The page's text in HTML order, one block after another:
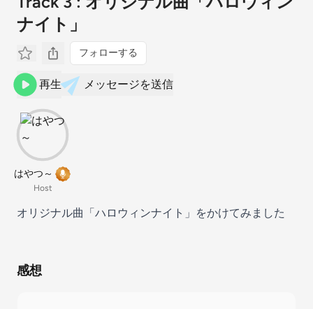
ナイト」
フォローする
再生 メッセージを送信
はやつ～
Host
オリジナル曲「ハロウィンナイト」をかけてみました
感想